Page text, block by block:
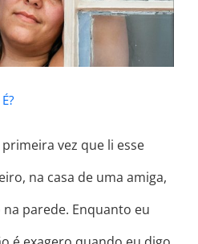
vez que li esse
na casa de uma amiga,
parede. Enquanto eu